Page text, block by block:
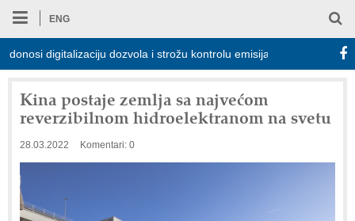
ENG
digitalizaciju dozvola i strožu kontrolu emisija Proizvodnja
Kina postaje zemlja sa najvećom
reverzibilnom hidroelektranom na svetu
28.03.2022 Komentari: 0